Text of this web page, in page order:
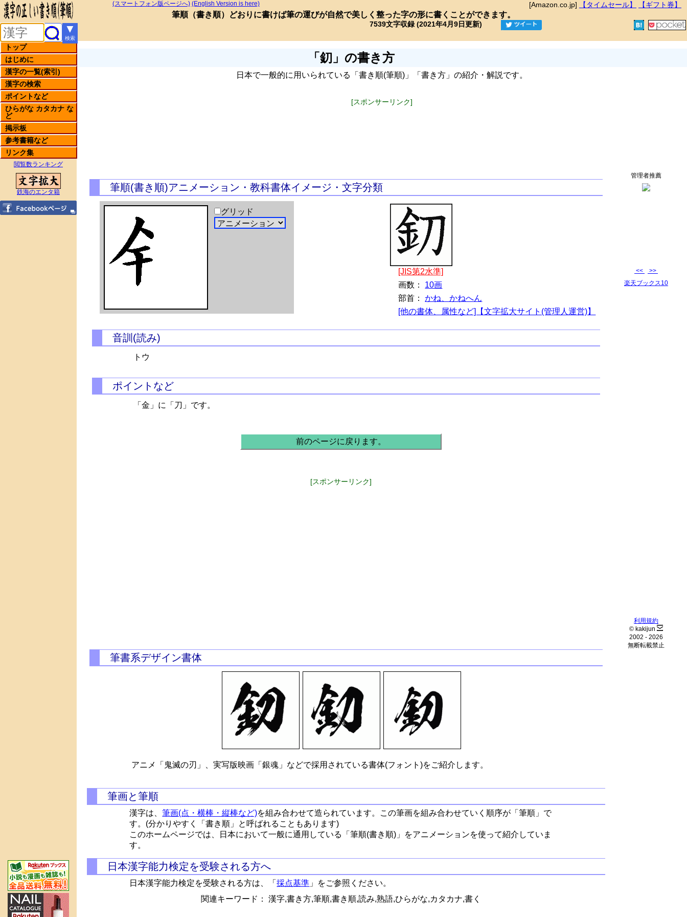
[Amazon.co.jp] 【タイムセール】 【ギフト券】
(スマートフォン版ページへ) (English Version is here)
筆順（書き順）どおりに書けば筆の運びが自然で美しく整った字の形に書くことができます。
7539文字収録 (2021年4月9日更新)
▼
検索
トップ
はじめに
漢字の一覧(索引)
漢字の検索
ポイントなど
ひらがな カタカナ な
ど
掲示板
参考書籍など
リンク集
閲覧数ランキング
鉄海のエンタ箱
「釖」の書き方
日本で一般的に用いられている「書き順(筆順)」「書き方」の紹介・解説です。
[スポンサーリンク]
筆順(書き順)アニメーション・教科書体イメージ・文字分類
グリッド
[JIS第2水準]
画数： 10画
部首：かね、かねへん
[他の書体、属性など]【文字拡大サイト(管理人運営)】
音訓(読み)
トウ
ポイントなど
「金」に「刀」です。
前のページに戻ります。
[スポンサーリンク]
筆書系デザイン書体
アニメ「鬼滅の刃」、実写版映画「銀魂」などで採用されている書体(フォント)をご紹介します。
筆画と筆順
漢字は、筆画(点・横棒・縦棒など)を組み合わせて造られています。この筆画を組み合わせていく順序が「筆順」で
す。(分かりやすく「書き順」と呼ばれることもあります)
このホームページでは、日本において一般に通用している「筆順(書き順)」をアニメーションを使って紹介していま
す。
日本漢字能力検定を受験される方へ
日本漢字能力検定を受験される方は、「採点基準 」をご参照ください。
関連キーワード： 漢字,書き方,筆順,書き順,読み,熟語,ひらがな,カタカナ,書く
管理者推薦
<<
>>
楽天ブックス10
利用規約
© kakijun
2002 - 2026
無断転載禁止